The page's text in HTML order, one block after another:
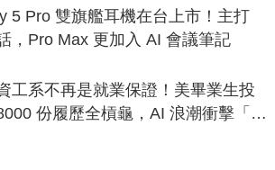
5 Pro 雙旗艦耳機在台上市！主打
，Pro Max 更加入 AI 會議筆記
工系不再是就業保證！美畢業生投
份履歷全槓龜，AI 浪潮衝擊「金